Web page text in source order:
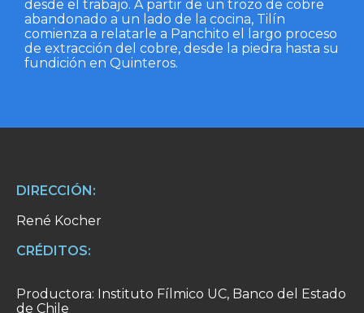
desde el trabajo. A partir de un trozo de cobre
abandonado a un lado de la cocina, Tilín
comienza a relatarle a Panchito el largo proceso
de extracción del cobre, desde la piedra hasta su
fundición en Quinteros.
DIRECCIÓN:
René Kocher
CRÉDITOS:
Productora: Instituto Fílmico UC, Banco del Estado
de Chile